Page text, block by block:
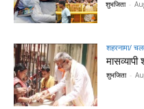
शुभजिता -
शहरनामा/
शुभजिता -